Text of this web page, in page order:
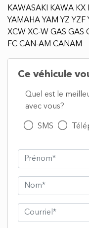
KAWASAKI KAWA KX
YAMAHA YAM YZ YZF
XCW XC-W GAS GAS
FC CAN-AM CANAM
Ce véhicule
Quel est le
avec vous?
SMS